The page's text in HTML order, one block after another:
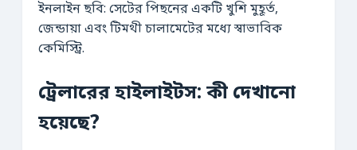
ইনলাইন ছবি: সেটের পিছনের একটি খুশি মুহূর্ত,
জেন্ডায়া এবং টিমথী চালামেটের মধ্যে স্বাভাবিক
কেমিস্ট্রি.
ট্রেলারের হাইলাইটস: কী দেখানো
হয়েছে?